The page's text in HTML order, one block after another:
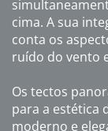
cima. A sua
conta os
ruído do vento
Os tectos
para a estética
moderno e